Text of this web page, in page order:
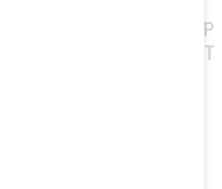
LOS CLIENTES QUE COMP
RARON ESTE ARTÍCULO T